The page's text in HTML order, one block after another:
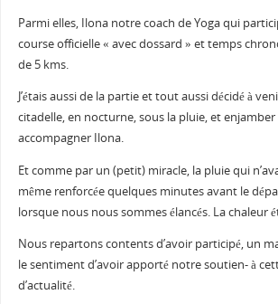
Parmi elles, Ilona notre coach de Yoga qui
course officielle « avec dossard » et temps
de 5 kms.
J’étais aussi de la partie et tout aussi décidé à
citadelle, en nocturne, sous la pluie, et enjamber
accompagner Ilona.
Et comme par un (petit) miracle, la pluie qui
même renforcée quelques minutes avant le
lorsque nous nous sommes élancés. La chaleur
Nous repartons contents d’avoir participé, un
le sentiment d’avoir apporté notre soutien- à
d’actualité.